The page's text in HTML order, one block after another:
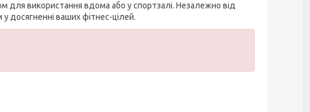
для використання вдома або у спортзалі. Незалежно від
досягненні ваших фітнес-цілей.